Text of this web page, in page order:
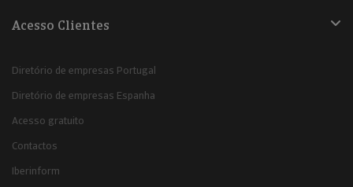
Acesso Clientes
Diretório de empresas Portugal
Diretório de empresas Espanha
Acesso gratuito
Contactos
Iberinform